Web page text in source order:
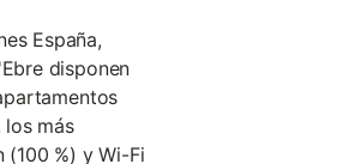
España,
disponen
los más
(100 %) y Wi-Fi